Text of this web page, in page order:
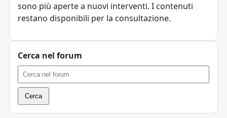
sono più aperte a nuovi interventi. I contenuti
restano disponibili per la consultazione.
Cerca nel forum
Cerca